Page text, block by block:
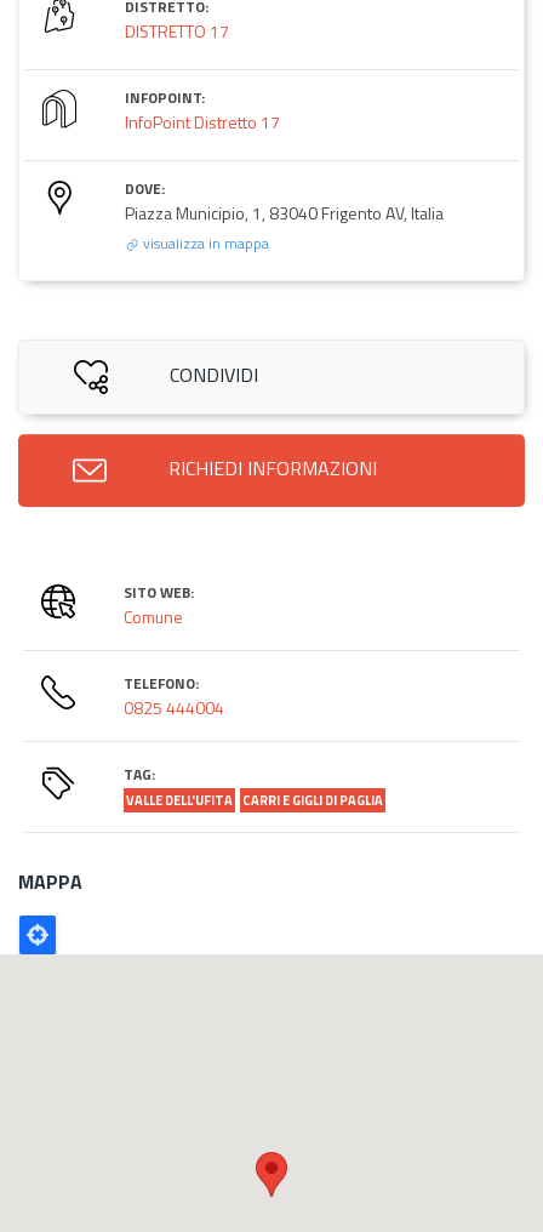
DISTRETTO:
DISTRETTO 17
INFOPOINT:
InfoPoint Distretto 17
DOVE:
Piazza Municipio, 1, 83040 Frigento AV, Italia
visualizza in mappa
CONDIVIDI
RICHIEDI INFORMAZIONI
SITO WEB:
Comune
TELEFONO:
0825 444004
TAG:
VALLE DELL'UFITA CARRI E GIGLI DI PAGLIA
MAPPA
Poligono
GEO